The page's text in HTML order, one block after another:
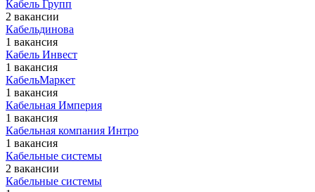
Кабель Групп
2 вакансии
Кабельдинова
1 вакансия
Кабель Инвест
1 вакансия
КабельМаркет
1 вакансия
Кабельная Империя
1 вакансия
Кабельная компания Интро
1 вакансия
Кабельные системы
2 вакансии
Кабельные системы